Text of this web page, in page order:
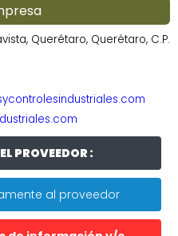
Querétaro, Querétaro, C.P.
PROVEEDOR :
al proveedor